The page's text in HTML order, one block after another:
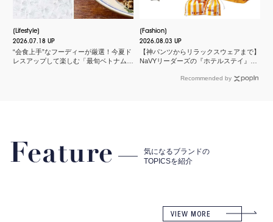
Lifestyle
2026.07.18 UP
“会食上手”なフーディーが厳選！今夏ド
レスアップして楽しむ「最旬ベトナム料
Fashion
2026.08.03 UP
【神パンツからリラックスウェアまで】
NaVYリーダーズの『ホテルステイ』に
Recommended by
Feature
気になるブランドの
TOPICSを紹介
VIEW MORE